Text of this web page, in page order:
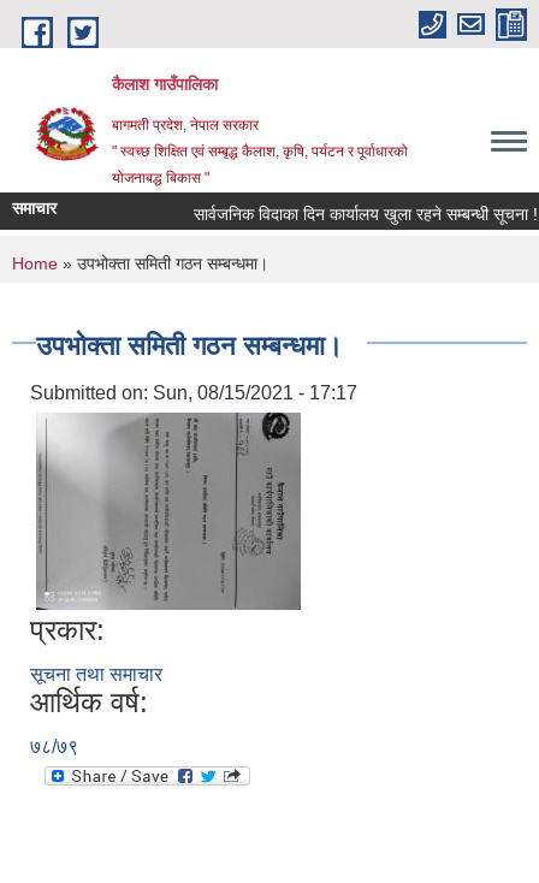
Skip to main content
कैलाश गाउँपालिका
बागमती प्रदेश, नेपाल सरकार
" स्वच्छ शिक्षित एवं सम्बृद्ध कैलाश, कृषि, पर्यटन र पूर्वाधारको
योजनाबद्ध बिकास "
समाचार सार्वजनिक विदाका दिन कार्यालय खुला रहने सम्बन्धी सूचना !
You are here
Home » उपभोक्ता समिती गठन सम्बन्धमा।
उपभोक्ता समिती गठन सम्बन्धमा।
Submitted on: Sun, 08/15/2021 - 17:17
प्रकार:
सूचना तथा समाचार
आर्थिक वर्ष:
७८/७९